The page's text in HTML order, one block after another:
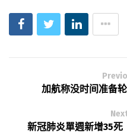
加航称没时间准备
新冠肺炎單週新增35